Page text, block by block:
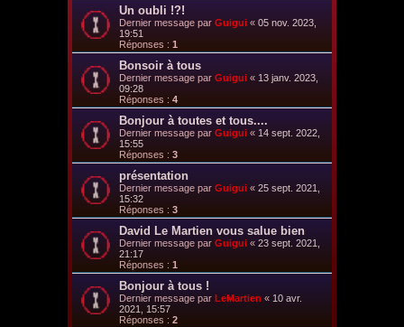
Un oubli !?!
Dernier message par Guigui « 05 nov. 2023,
19:51
Réponses : 1
Bonsoir à tous
Dernier message par Guigui « 13 janv. 2023,
09:28
Réponses : 4
Bonjour à toutes et tous....
Dernier message par Guigui « 14 sept. 2022,
15:55
Réponses : 3
présentation
Dernier message par Guigui « 25 sept. 2021,
15:32
Réponses : 3
David Le Martien vous salue bien
Dernier message par Guigui « 23 sept. 2021,
21:17
Réponses : 1
Bonjour à tous !
Dernier message par LeMartien « 10 avr.
2021, 15:57
Réponses : 2